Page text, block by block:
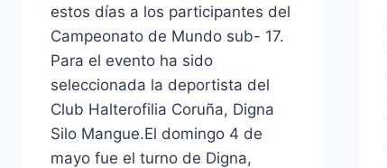
estos días a los participantes del
Campeonato de Mundo sub- 17.
Para el evento ha sido
seleccionada la deportista del
Club Halterofilia Coruña, Digna
Silo Mangue.El domingo 4 de
mayo fue el turno de Digna,